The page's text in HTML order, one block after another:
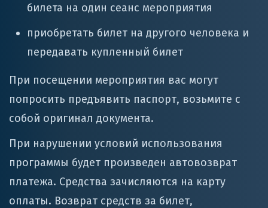
билета на один сеанс мероприятия
приобретать билет на другого человека и
передавать купленный билет
При посещении мероприятия вас могут
попросить предъявить паспорт, возьмите с
собой оригинал документа.
При нарушении условий использования
программы будет произведен автовозврат
платежа. Средства зачисляются на карту
оплаты. Возврат средств за билет,